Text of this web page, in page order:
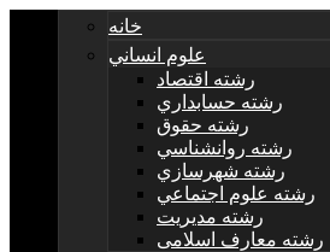
خانه
علوم انساني
رشته اقتصاد
رشته حسابداري
رشته حقوق
رشته روانشناسي
رشته شهرسازي
رشته علوم اجتماعي
رشته مديريت
رشته معارف اسلامی